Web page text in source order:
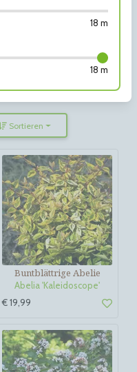
18 m
18 m
Sortieren
Buntblättrige Abelie
Abelia 'Kaleidoscope'
€ 19,99